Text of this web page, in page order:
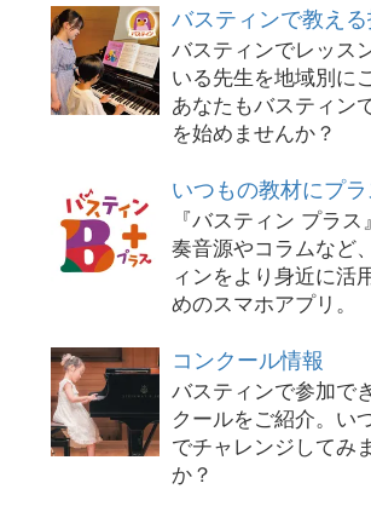
バスティンで教え
バスティンでレッス
いる先生を地域別に
あなたもバスティン
を始めませんか？
いつもの教材にプラ
『バスティン プラ
奏音源やコラムなど
ィンをより身近に活
めのスマホアプリ。
コンクール情報
バスティンで参加で
クールをご紹介。い
でチャレンジしてみ
か？